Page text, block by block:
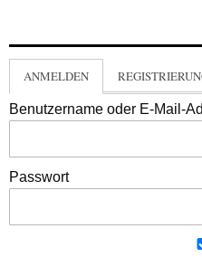
ANMELDEN
Benutzername oder E-Mail-
Passwort